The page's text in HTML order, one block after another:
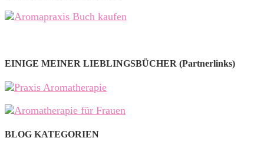
EINIGE MEINER LIEBLINGSBÜCHER (Partnerlinks)
BLOG KATEGORIEN